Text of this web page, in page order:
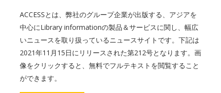
ACCESSとは、弊社のグループ企業が出版する、アジアを
中心にLibrary informationの製品＆サービスに関し、幅広
いニュースを取り扱っているニュースサイトです。下記は
2021年11月15日にリリースされた第212号となります。画
像をクリックすると、無料でフルテキストを閲覧すること
ができます。